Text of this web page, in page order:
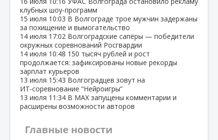
клубных шоу‑программ
15 июля 10:03 В Волгограде трое мужчин задержаны
за похищение и вымогательство
14 июля 17:02 Волгоградские сапёры — победители
окружных соревнований Росгвардии
14 июля 10:48 150 тысяч рублей и рост
продолжается: зафиксированы новые рекорды
зарплат курьеров
13 июля 15:43 Волгоградцев зовут на
ИТ‑соревнование “Нейроигры”
13 июля 11:34 В МАХ запущены комментарии и
расширены возможности авторов
Главные новости